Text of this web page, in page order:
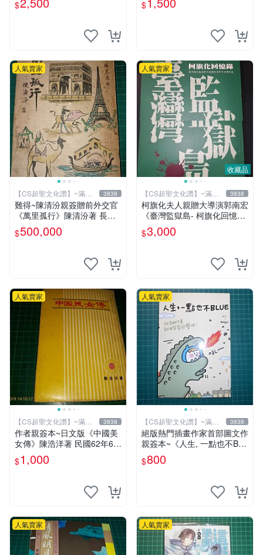
$
S超聖文化2讚】
$
人氣賣家
【CS超聖文化讚】~滿千
元送運
3838
難得~陳清汾親簽贈前外交官
《萬里孤行》陳清汾著 長風
出版 民國45年初版 【CS超
聖文化讚】
$500,000
收藏品
人氣賣家
【CS超聖文化讚】~滿千
元送運
3838
柯旗化夫人親贈大導演郭南宏
《臺灣監獄島- 柯旗化回憶
錄》柯旗化著 第一出版社 20
02年修訂再版 【CS超聖文化
$3,000
人氣賣家
【CS超聖文化讚】~滿千
元送運
3838
作者親簽本~日文版《中國美
女傳》陳浩洋著 民國62年6月
出版 【CS超聖文化讚】
$1,000
人氣賣家
【CS超聖文化讚】~滿千
元送運
3838
絕版熱門插畫作家首部圖文作
親簽本~《人生, 一點也不BL
UE~阿雜的事就用笑容迎擊
吧！》Ning著/繪 悅知文化
$800
人氣賣家 人氣賣家